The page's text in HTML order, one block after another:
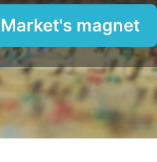
Market's magnet